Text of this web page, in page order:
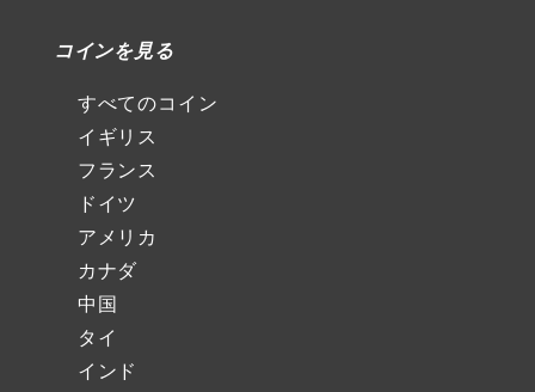
コインを見る
すべてのコイン
イギリス
フランス
ドイツ
アメリカ
カナダ
中国
タイ
インド